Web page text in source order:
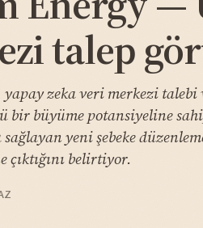
talep
zeka veri merkezi talebi
bir büyüme potansiyeline
yeni şebeke
çıktığını belirtiyor.